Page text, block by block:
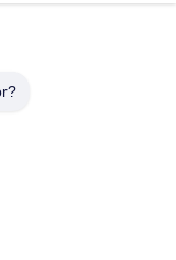
durch